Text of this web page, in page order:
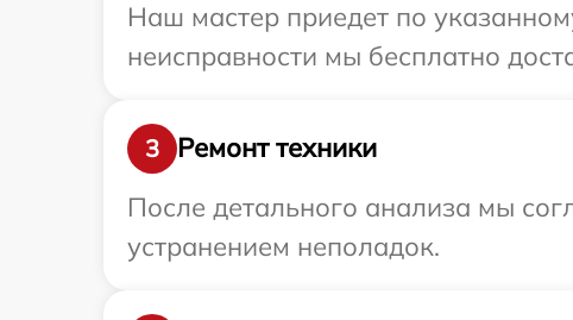
Наш мастер приедет по
неисправности мы бесплатно
3
Ремонт техники
После детального анализа мы
устранением неполадок.